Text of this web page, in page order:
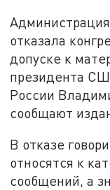
отказала
допуске к
президента
России
сообщают
В отказе
относятся к
сообщений, а